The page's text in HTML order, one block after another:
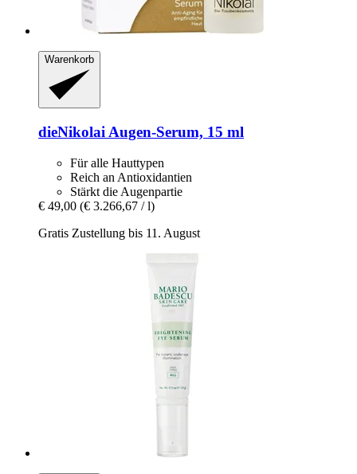
Warenkorb
dieNikolai Augen-​Serum, 15 ml
Für alle Hauttypen
Reich an Antioxidantien
Stärkt die Augenpartie
€ 49,00 (€ 3.266,67 / l)
Gratis Zustellung bis 11. August